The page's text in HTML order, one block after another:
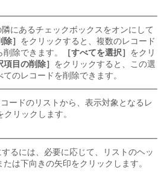
にあるチェックボックスをオンにして
］ をクリックすると、複数のレコード
除できます。
［すべてを選択］ をクリ
項目の削除］ をクリックすると、この選
のレコードを削除できます。
ードのリストから、表示対象となるレ
リックします。
るには、必要に応じて、リストのヘッ
は下向きの矢印をクリックします。